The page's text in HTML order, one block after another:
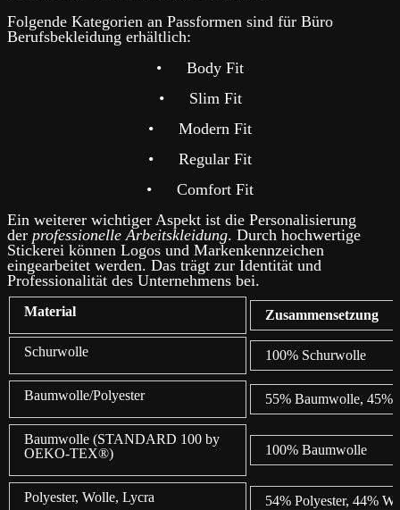
Folgende Kategorien an Passformen sind für Büro
Berufsbekleidung erhältlich:
•
Body Fit
•
Slim Fit
•
Modern Fit
•
Regular Fit
•
Comfort Fit
Ein weiterer wichtiger Aspekt ist die Personalisierung
der professionelle Arbeitskleidung. Durch hochwertige
Stickerei können Logos und Markenkennzeichen
eingearbeitet werden. Das trägt zur Identität und
Professionalität des Unternehmens bei.
Material Zusammensetzung
Schurwolle 100% Schurwolle
Baumwolle/Polyester 55% Baumwolle, 45%
Baumwolle (STANDARD 100 by
OEKO-TEX®)
100% Baumwolle
Polyester, Wolle, Lycra 54% Polyester, 44%